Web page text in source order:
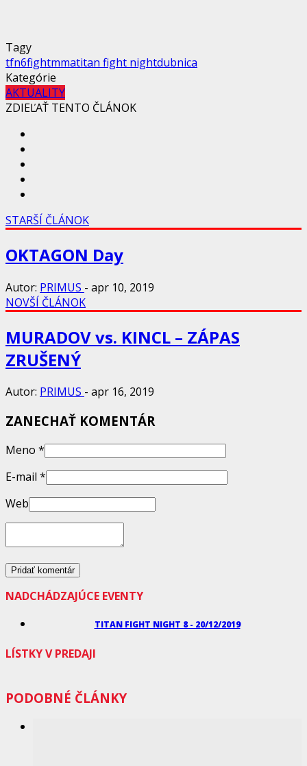
Tagy
tfn6fightmmatitan fight nightdubnica
Kategórie
AKTUALITY
ZDIEĽAŤ TENTO ČLÁNOK
STARŠÍ ČLÁNOK
OKTAGON Day
Autor: PRIMUS - apr 10, 2019
NOVŠÍ ČLÁNOK
MURADOV vs. KINCL – ZÁPAS
ZRUŠENÝ
Autor: PRIMUS - apr 16, 2019
ZANECHAŤ KOMENTÁR
Meno *
E-mail *
Web
NADCHÁDZAJÚCE EVENTY
TITAN FIGHT NIGHT 8 - 20/12/2019
LÍSTKY V PREDAJI
PODOBNÉ ČLÁNKY